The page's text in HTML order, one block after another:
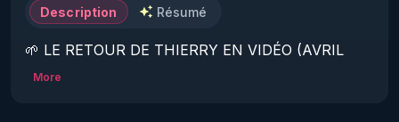
Description Résumé
🌱 LE RETOUR DE THIERRY EN VIDÉO (AVRIL
2022)!
More